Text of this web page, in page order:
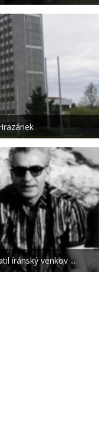
íránský venkov ...